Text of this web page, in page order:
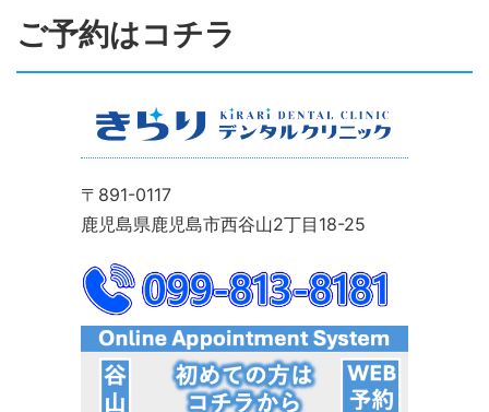
ご予約はコチラ
〒891-0117
鹿児島県鹿児島市西谷山2丁目18-25